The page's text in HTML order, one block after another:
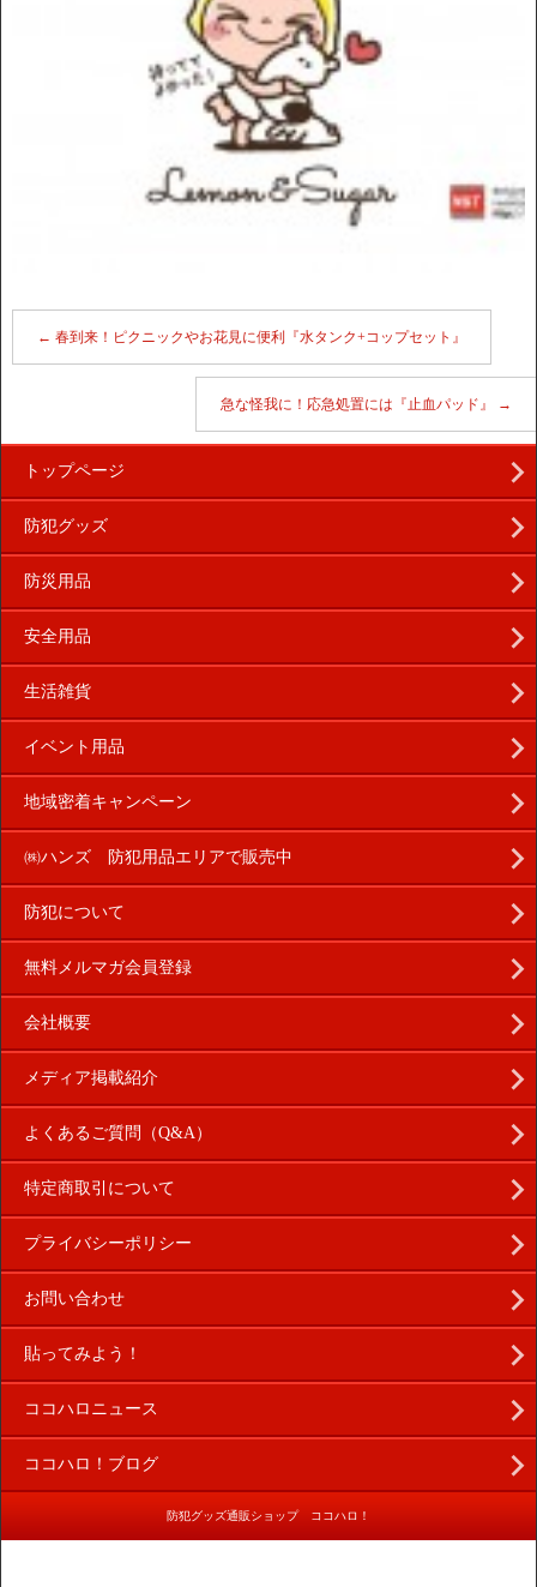
← 春到来！ピクニックやお花見に便利『水タンク+コップセット』
急な怪我に！応急処置には『止血パッド』 →
トップページ
防犯グッズ
防災用品
安全用品
生活雑貨
イベント用品
地域密着キャンペーン
㈱ハンズ 防犯用品エリアで販売中
防犯について
無料メルマガ会員登録
会社概要
メディア掲載紹介
よくあるご質問（Q&A）
特定商取引について
プライバシーポリシー
お問い合わせ
貼ってみよう！
ココハロニュース
ココハロ！ブログ
防犯グッズ通販ショップ ココハロ！